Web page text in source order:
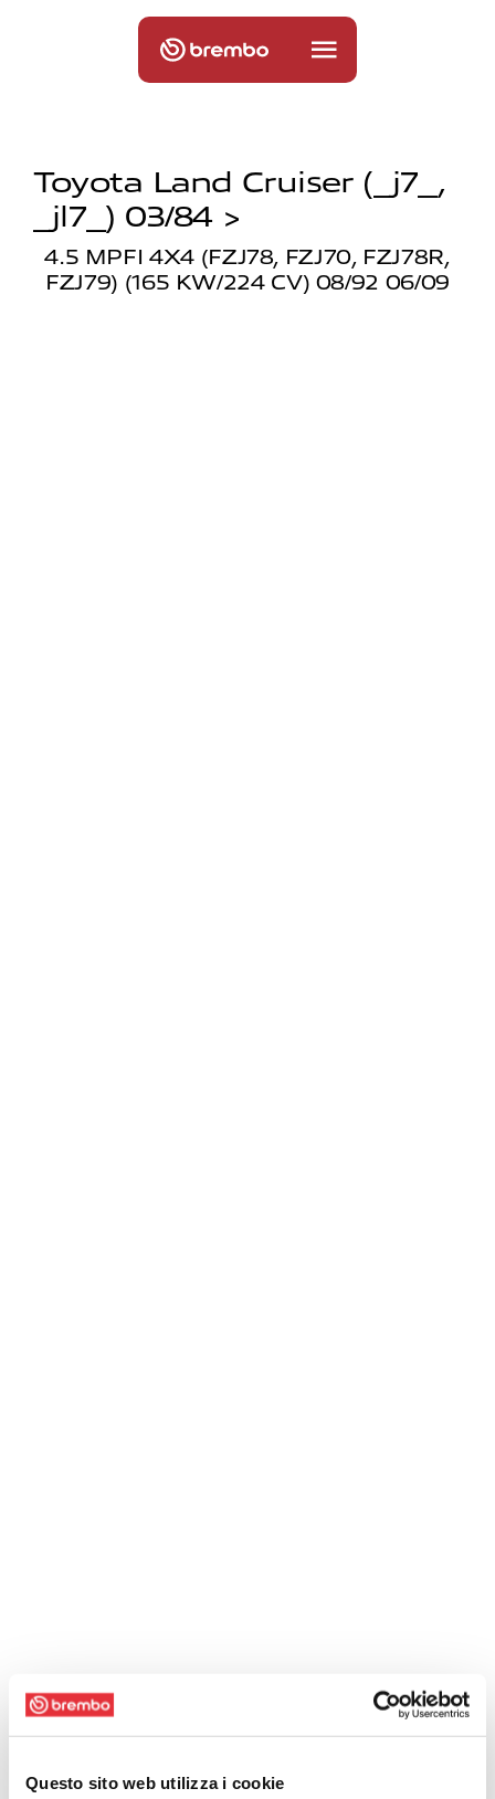
Questo sito web utilizza i cookie
Toyota Land Cruiser (_j7_,
_jl7_) 03/84 >
4.5 MPFI 4X4 (FZJ78, FZJ70, FZJ78R,
FZJ79) (165 KW/224 CV) 08/92 06/09